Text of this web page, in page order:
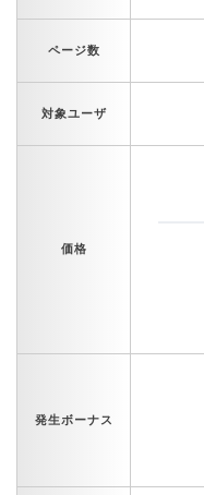
ページ数
対象ユーザ
価格
発生ボーナス